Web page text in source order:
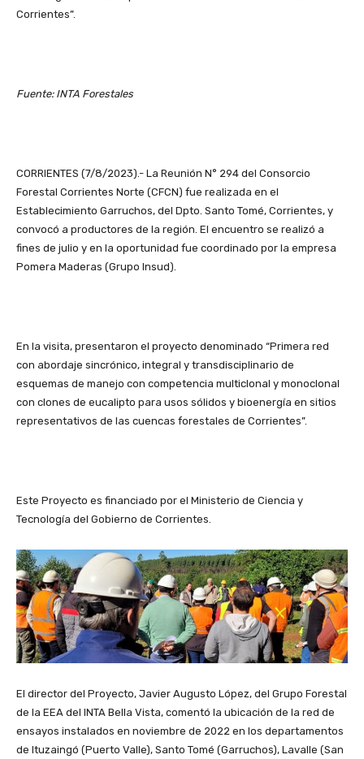
Corrientes”.
Fuente: INTA Forestales
CORRIENTES (7/8/2023).- La Reunión N° 294 del Consorcio
Forestal Corrientes Norte (CFCN) fue realizada en el
Establecimiento Garruchos, del Dpto. Santo Tomé, Corrientes, y
convocó a productores de la región. El encuentro se realizó a
fines de julio y en la oportunidad fue coordinado por la empresa
Pomera Maderas (Grupo Insud).
En la visita, presentaron el proyecto denominado “Primera red
con abordaje sincrónico, integral y transdisciplinario de
esquemas de manejo con competencia multiclonal y monoclonal
con clones de eucalipto para usos sólidos y bioenergía en sitios
representativos de las cuencas forestales de Corrientes”.
Este Proyecto es financiado por el Ministerio de Ciencia y
Tecnología del Gobierno de Corrientes.
El director del Proyecto, Javier Augusto López, del Grupo Forestal
de la EEA del INTA Bella Vista, comentó la ubicación de la red de
ensayos instalados en noviembre de 2022 en los departamentos
de Ituzaingó (Puerto Valle), Santo Tomé (Garruchos), Lavalle (San